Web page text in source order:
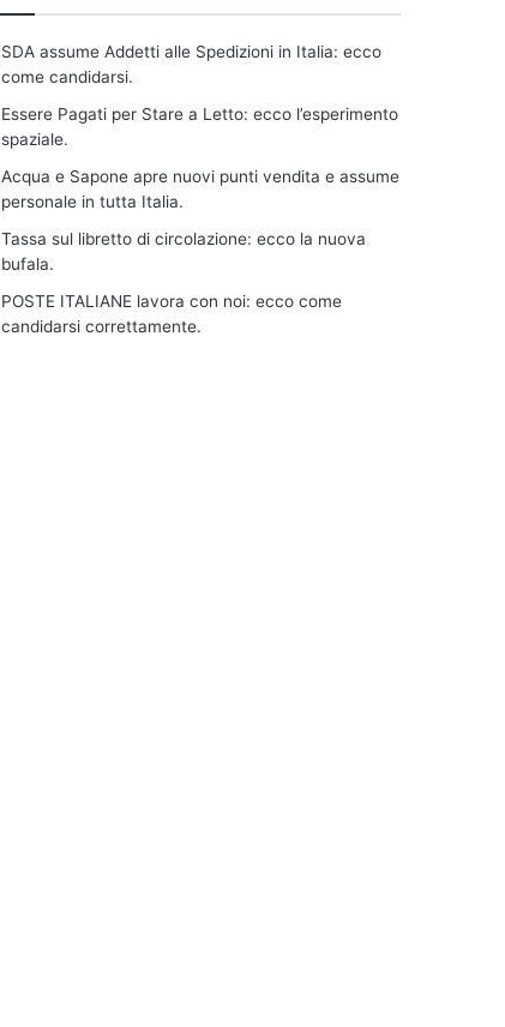
SDA assume Addetti alle Spedizioni in Italia: ecco
come candidarsi.
Essere Pagati per Stare a Letto: ecco l’esperimento
spaziale.
Acqua e Sapone apre nuovi punti vendita e assume
personale in tutta Italia.
Tassa sul libretto di circolazione: ecco la nuova
bufala.
POSTE ITALIANE lavora con noi: ecco come
candidarsi correttamente.